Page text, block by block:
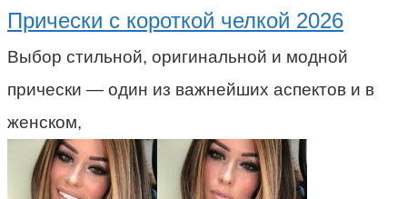
Прически с короткой челкой 2026
Выбор стильной, оригинальной и модной
прически — один из важнейших аспектов и в
женском,